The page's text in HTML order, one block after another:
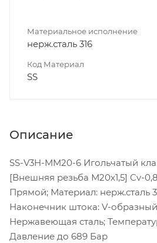
Материальное исполнение
нерж.сталь 316
Код Материал
SS
Описание
SS-V3H-MM20-6 Игольчатый
[Внешняя резьба М20х1,5] Cv-
Прямой; Материал: нерж.сталь
Наконечник штока: V-
Нержавеющая сталь;
Давление до 689 Бар